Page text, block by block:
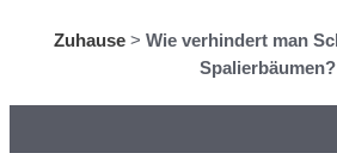
Zuhause > Wie verhindert man
Spalierbäumen?